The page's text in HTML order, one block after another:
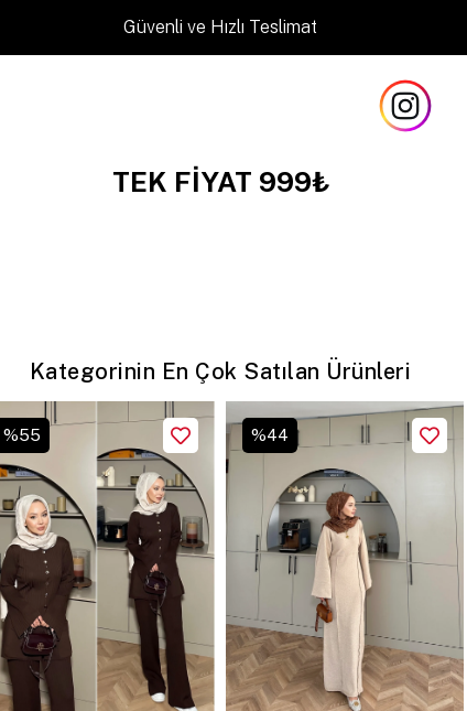
Güvenli ve Hızlı Teslimat
TEK FIYAT 999₺
Kategorinin En Çok Satılan Ürünleri
%44 %29